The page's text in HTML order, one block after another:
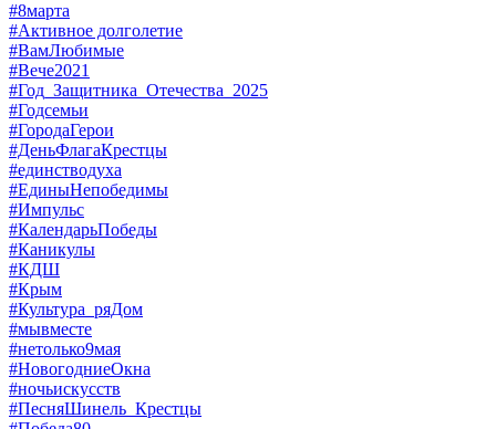
#8марта
#Активное долголетие
#ВамЛюбимые
#Вече2021
#Год_Защитника_Отечества_2025
#Годсемьи
#ГородаГерои
#ДеньФлагаКрестцы
#единстводуха
#ЕдиныНепобедимы
#Импульс
#КалендарьПобеды
#Каникулы
#КДШ
#Крым
#Культура_ряДом
#мывместе
#нетолько9мая
#НовогодниеОкна
#ночьискусств
#ПесняШинель_Крестцы